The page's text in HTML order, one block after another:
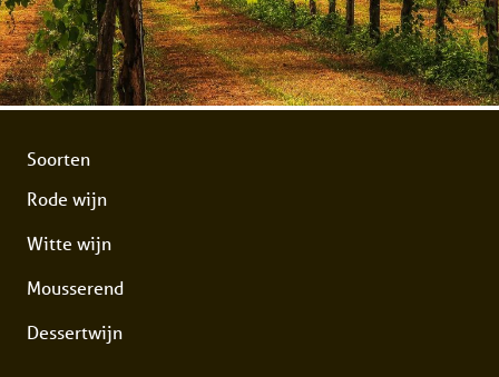
Soorten
Rode wijn
Witte wijn
Mousserend
Dessertwijn